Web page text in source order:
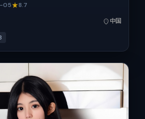
上映时间 2022年8月5日（公映登记日
152分钟，节奏张弛有度。
05 8.7
中国